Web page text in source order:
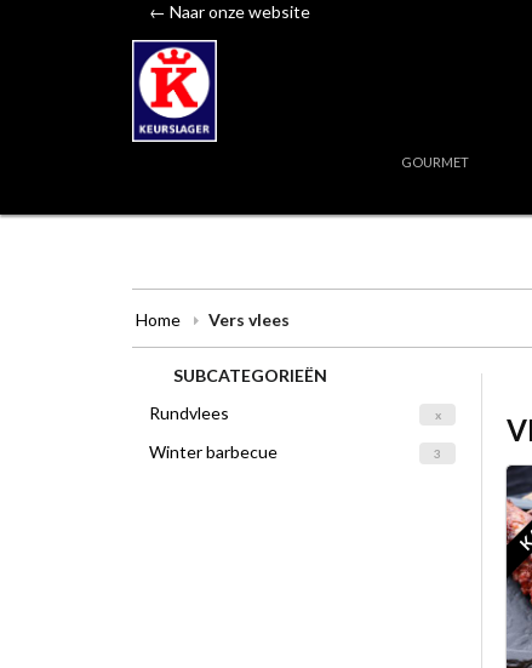
← Naar onze website
GOURMET
Home Vers vlees
SUBCATEGORIEËN
Rundvlees
x
Winter barbecue 3